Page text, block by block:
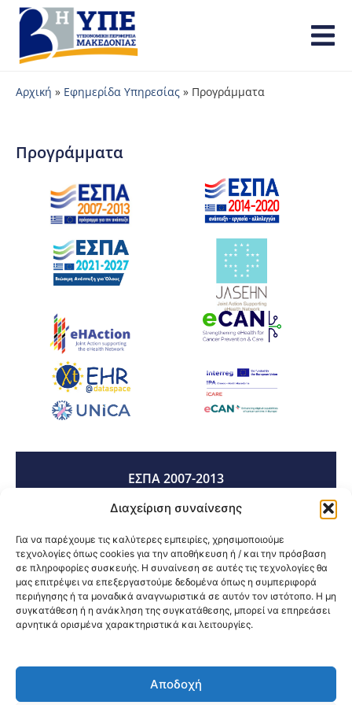
Διαχείριση συναίνεσης
Για να παρέχουμε τις καλύτερες εμπειρίες, χρησιμοποιούμε
τεχνολογίες όπως cookies για την αποθήκευση ή / και την πρόσβαση
σε πληροφορίες συσκευής. Η συναίνεση σε αυτές τις τεχνολογίες θα
μας επιτρέψει να επεξεργαστούμε δεδομένα όπως η συμπεριφορά
περιήγησης ή τα μοναδικά αναγνωριστικά σε αυτόν τον ιστότοπο. Η μη
συγκατάθεση ή η ανάκληση της συγκατάθεσης, μπορεί να επηρεάσει
αρνητικά ορισμένα χαρακτηριστικά και λειτουργίες.
Αποδοχή
Αρχική » Εφημερίδα Υπηρεσίας » Προγράμματα
Προγράμματα
ΕΣΠΑ 2007-2013
ΕΣΠΑ 2014-2020
ΕΣΠΑ 2021-2027
@2026 3ype.gr All rights reserved